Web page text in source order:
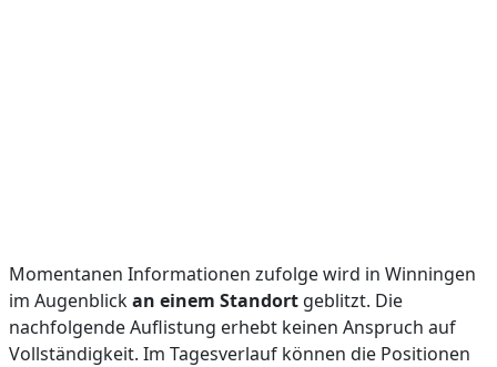
Momentanen Informationen zufolge wird in Winningen
im Augenblickan einem Standort geblitzt. Die
nachfolgende Auflistung erhebt keinen Anspruch auf
Vollständigkeit. Im Tagesverlauf können die Positionen